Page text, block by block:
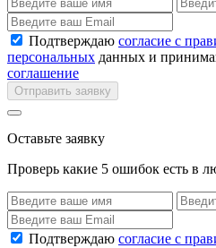
Подтверждаю согласие с
персональных данных и
соглашение
Отправить заявку
Оставьте заявку
Проверь какие 5 ошибок есть в
Подтверждаю согласие с